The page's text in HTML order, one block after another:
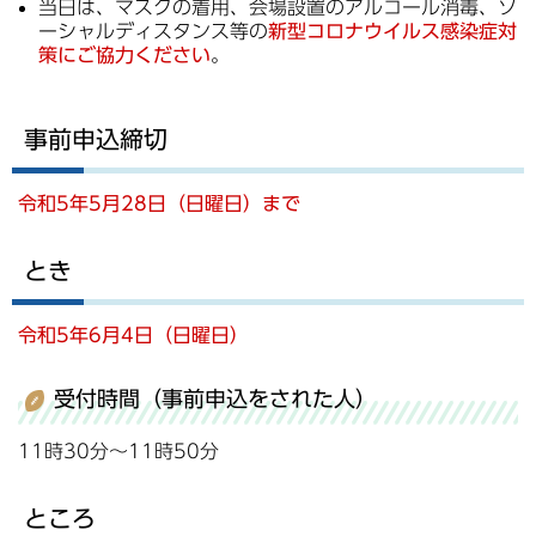
当日は、マスクの着用、会場設置のアルコール消毒、ソ
ーシャルディスタンス等の新型コロナウイルス感染症対
策にご協力ください。
事前申込締切
令和5年5月28日（日曜日）まで
とき
令和5年6月4日（日曜日）
受付時間（事前申込をされた人）
11時30分～11時50分
ところ